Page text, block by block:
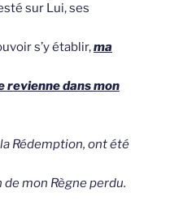
sur Lui, ses
s’y établir,ma
revienne dans mon
Rédemption, ont été
mon Règne perdu.